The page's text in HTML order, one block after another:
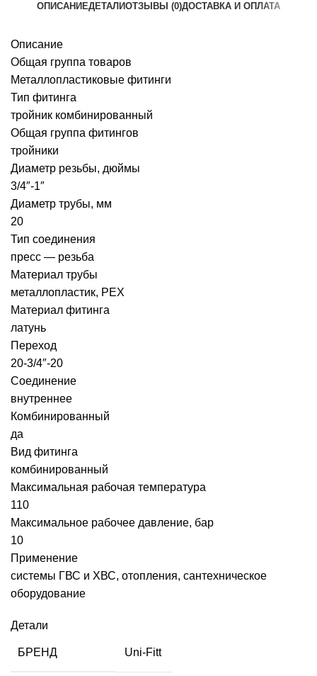
ОПИСАНИЕДЕТАЛИОТЗЫВЫ (0)ДОСТАВКА И ОПЛАТА
Описание
Общая группа товаров
Металлопластиковые фитинги
Тип фитинга
тройник комбинированный
Общая группа фитингов
тройники
Диаметр резьбы, дюймы
3/4″-1″
Диаметр трубы, мм
20
Тип соединения
пресс — резьба
Материал трубы
металлопластик, PEX
Материал фитинга
латунь
Переход
20-3/4″-20
Соединение
внутреннее
Комбинированный
да
Вид фитинга
комбинированный
Максимальная рабочая температура
110
Максимальное рабочее давление, бар
10
Применение
системы ГВС и ХВС, отопления, сантехническое
оборудование
Детали
БРЕНД Uni-Fitt